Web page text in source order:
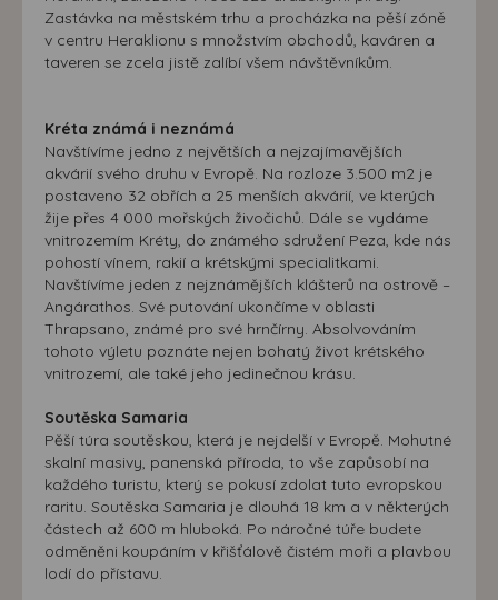
Zastávka na městském trhu a procházka na pěší zóně
v centru Heraklionu s množstvím obchodů, kaváren a
taveren se zcela jistě zalíbí všem návštěvníkům.
Kréta známá i neznámá
Navštívíme jedno z největších a nejzajímavějších
akvárií svého druhu v Evropě. Na rozloze 3.500 m2 je
postaveno 32 obřích a 25 menších akvárií, ve kterých
žije přes 4 000 mořských živočichů. Dále se vydáme
vnitrozemím Kréty, do známého sdružení Peza, kde nás
pohostí vínem, rakií a krétskými specialitkami.
Navštívíme jeden z nejznámějších klášterů na ostrově –
Angárathos. Své putování ukončíme v oblasti
Thrapsano, známé pro své hrnčírny. Absolvováním
tohoto výletu poznáte nejen bohatý život krétského
vnitrozemí, ale také jeho jedinečnou krásu.
Soutěska Samaria
Pěší túra soutěskou, která je nejdelší v Evropě. Mohutné
skalní masivy, panenská příroda, to vše zapůsobí na
každého turistu, který se pokusí zdolat tuto evropskou
raritu. Soutěska Samaria je dlouhá 18 km a v některých
částech až 600 m hluboká. Po náročné túře budete
odměněni koupáním v křišťálově čistém moři a plavbou
lodí do přístavu.